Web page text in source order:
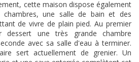
cette maison dispose également
une salle de bain et des
de vivre de plain pied. Au premier
dessert une très grande chambre
avec sa salle d'eau à terminer.
sert actuellement de grenier. Un